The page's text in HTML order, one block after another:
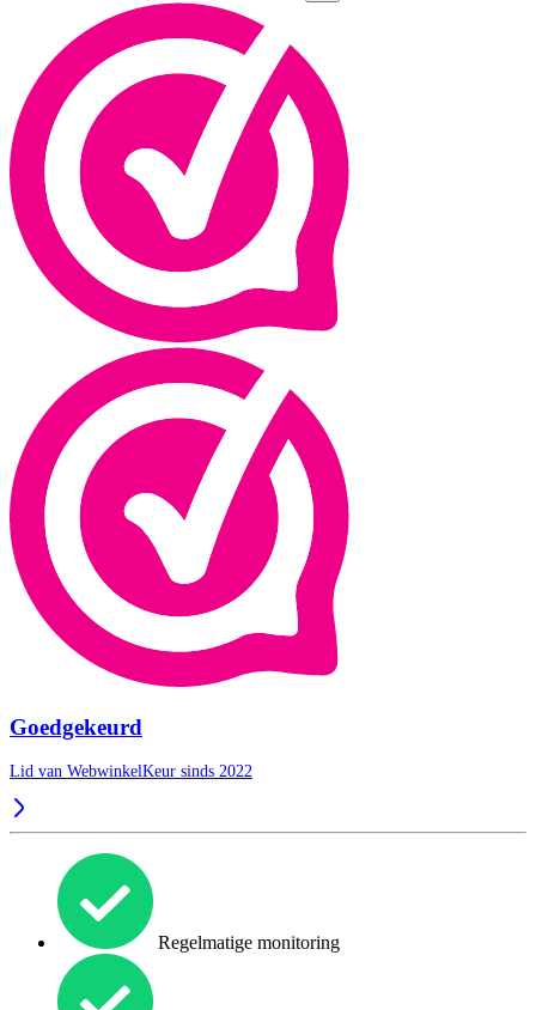
Goedgekeurd
Lid van WebwinkelKeur sinds 2022
Regelmatige monitoring